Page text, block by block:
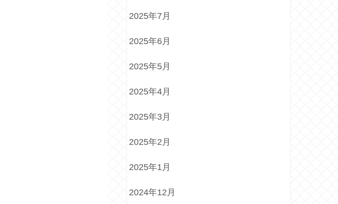
2025年7月
2025年6月
2025年5月
2025年4月
2025年3月
2025年2月
2025年1月
2024年12月